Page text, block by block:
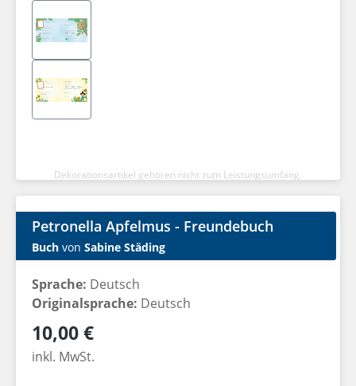
Dekorationsartikel gehören nicht zum Leistungsumfang.
Petronella Apfelmus - Freundebuch
Buch von Sabine Städing
Sprache: Deutsch
Originalsprache: Deutsch
Regulärer Preis:
10,00 €
inkl. MwSt.